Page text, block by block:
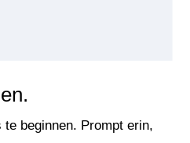
beginnen. Prompt erin,